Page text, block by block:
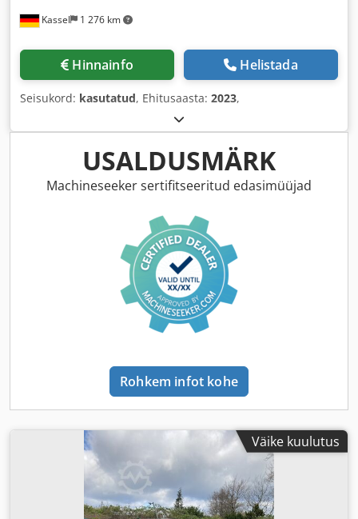
Kassel 1 276 km
Hinnainfo Helistada
Seisukord: kasutatud, Ehitusaasta: 2023,
USALDUSMÄRK
Machineseeker sertifitseeritud edasimüüjad
Rohkem infot kohe
Väike kuulutus